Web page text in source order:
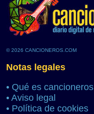
© 2026 CANCIONEROS.COM
Notas legales
• Qué es cancioneros
• Aviso legal
• Política de cookies